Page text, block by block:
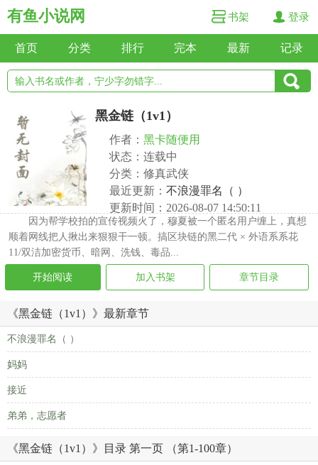
有鱼小说网 书架 登录
首页 分类 排行 完本 最新 记录
黑金链（1v1）
作者： 黑卡随便用
状态：连载中
分类：修真武侠
最近更新： 不浪漫罪名（ ）
更新时间：2026-08-07 14:50:11
因为帮学校拍的宣传视频火了，穆夏被一个匿名用户缠上，真想
顺着网线把人揪出来狠狠干一顿。搞区块链的黑二代 × 外语系系花
11/双洁加密货币、暗网、洗钱、毒品...
开始阅读 加入书架 章节目录
《黑金链（1v1）》最新章节
不浪漫罪名（ ）
妈妈
接近
弟弟，志愿者
《黑金链（1v1）》目录 第一页 （第1-100章）